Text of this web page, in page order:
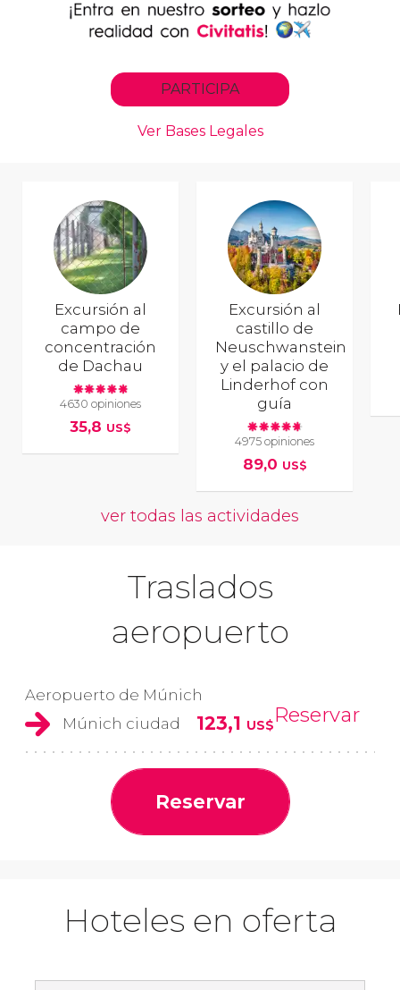
Excursión al
campo de
concentración
de Dachau
4630 opiniones
35,8 US$
Excursión al
castillo de
Neuschwanstein
y el palacio de
Linderhof con
guía
4975 opiniones
89,0 US$
ver todas las actividades
Traslados
aeropuerto
Aeropuerto de Múnich
Múnich ciudad
123,1 US$Reservar
Reservar
Hoteles en oferta